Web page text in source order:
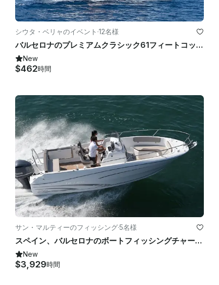
シウタ・ベリャのイベント ·12名様
バルセロナのプレミアムクラシック61フィートコックヴィンケフェーンヨット
New
$462時間
サン・マルティーのフィッシング·5名様
スペイン、バルセロナのボートフィッシングチャーター
New
$3,929時間